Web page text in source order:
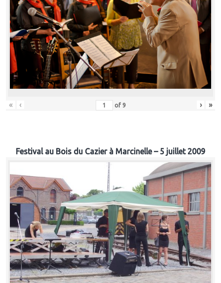
« ‹ of 9 › »
Festival au Bois du Cazier à Marcinelle – 5 juillet 2009